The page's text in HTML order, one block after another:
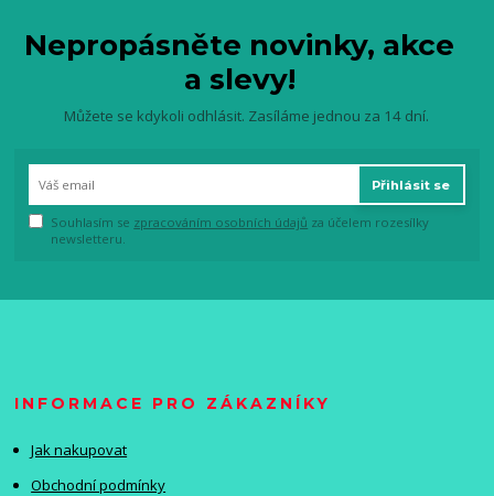
Nepropásněte novinky, akce
a slevy!
Můžete se kdykoli odhlásit. Zasíláme jednou za 14 dní.
Přihlásit se
Souhlasím se zpracováním osobních údajů za účelem rozesílky
newsletteru.
INFORMACE PRO ZÁKAZNÍKY
Jak nakupovat
Obchodní podmínky